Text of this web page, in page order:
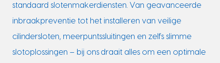
standaard slotenmakerdiensten. Van geavanceerde
inbraakpreventie tot het installeren van veilige
cilindersloten, meerpuntssluitingen en zelfs slimme
slotoplossingen – bij ons draait alles om een optimale